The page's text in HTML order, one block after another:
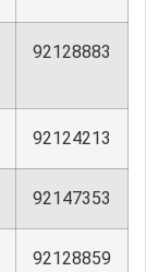
92128883
92124213
92147353
92128859